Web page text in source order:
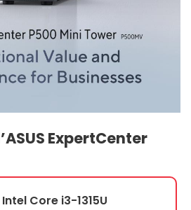
ExpertCenter
Core i3-1315U